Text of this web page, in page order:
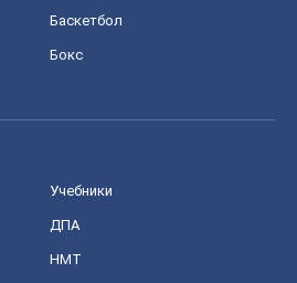
Баскетбол
Бокс
Учебники
ДПА
НМТ